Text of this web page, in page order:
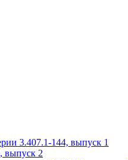
3.407.1-144, выпуск 1
выпуск 2